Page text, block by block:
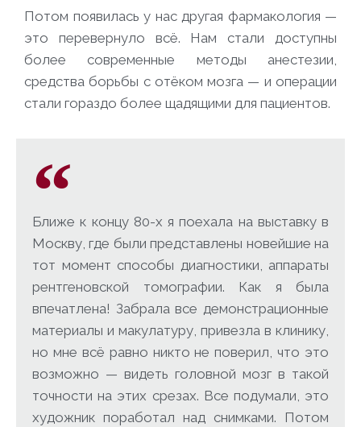
Потом появилась у нас другая фармакология —
это перевернуло всё. Нам стали доступны
более современные методы анестезии,
средства борьбы с отёком мозга — и операции
стали гораздо более щадящими для пациентов.
Ближе к концу 80-х я поехала на выставку в
Москву, где были представлены новейшие на
тот момент способы диагностики, аппараты
рентгеновской томографии. Как я была
впечатлена! Забрала все демонстрационные
материалы и макулатуру, привезла в клинику,
но мне всё равно никто не поверил, что это
возможно — видеть головной мозг в такой
точности на этих срезах. Все подумали, это
художник поработал над снимками. Потом